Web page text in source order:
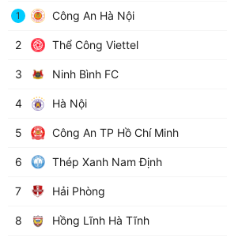
1 Công An Hà Nội
2 Thể Công Viettel
3 Ninh Bình FC
4 Hà Nội
5 Công An TP Hồ Chí Minh
6 Thép Xanh Nam Định
7 Hải Phòng
8 Hồng Lĩnh Hà Tĩnh